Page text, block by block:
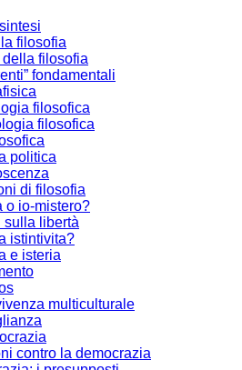
filosofia
della filosofia
fondamentali
filosofica
filosofica
politica
di filosofia
o io-mistero?
sulla libertà
istintivita?
e isteria
multiculturale
contro la democrazia